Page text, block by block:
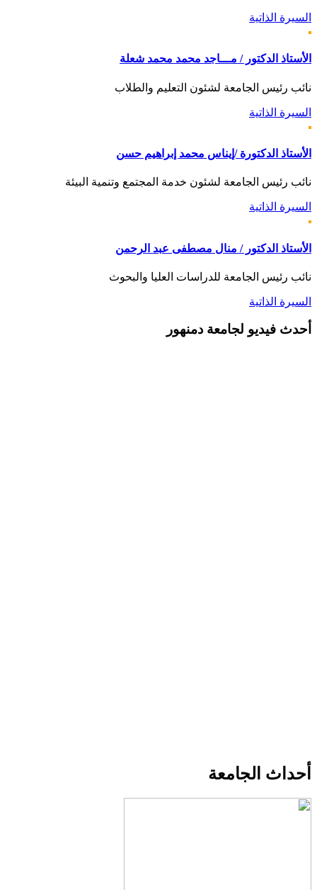
السيرة الذاتية
الأستاذ الدكتور / مـــاجد محمد محمد شعلة
نائب رئيس الجامعة لشئون التعليم والطلاب
السيرة الذاتية
الأستاذ الدكتورة /إيناس محمد إبراهيم حسن
نائب رئيس الجامعة لشئون خدمة المجتمع وتنمية البيئة
السيرة الذاتية
الأستاذ الدكتور / منال مصطفى عبد الرحمن
نائب رئيس الجامعة للدراسات العليا والبحوث
السيرة الذاتية
أحدث فيديو لجامعة دمنهور
أحداث الجامعة